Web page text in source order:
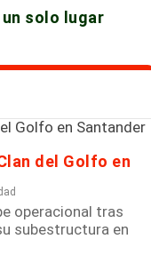
solo lugar
del Golfo en
operacional tras
subestructura en